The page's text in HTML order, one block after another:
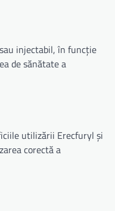
injectabil, în funcție
de sănătate a
utilizării Erecfuryl și
corectă a